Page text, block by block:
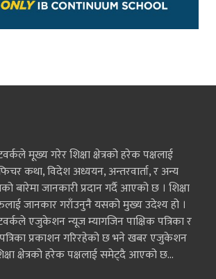
मूख्य गरेर शिक्षा क्षेत्रको हरेक पक्षलाई
कथा, विदेश अध्ययन, अन्तरवार्ता, र अन्य
बारेमा जानकारी प्रदान गर्दै आएको छ । शिक्षा
जानकार गराँउनुनै यसको मुख्य उदेश्य हो ।
एजुकेशन न्यूज म्यागजिन पाक्षिक पत्रिका र
प्रकाशन गरिरहेको छ भने खबर एजुकेशन
क्षेत्रको हरेक पक्षलाई समेट्दै आएको छ...